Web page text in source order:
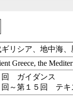
リシア、地中海、
Greece, the
回 ガイダンス
回～第１５回 テキ